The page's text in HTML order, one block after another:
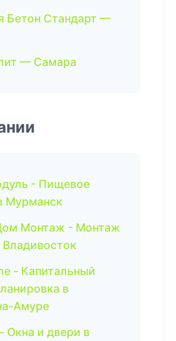
Бетон Стандарт —
— Самара
- Пищевое
Мурманск
Монтаж - Монтаж
Владивосток
- Капитальный
в
Амуре
Окна и двери в